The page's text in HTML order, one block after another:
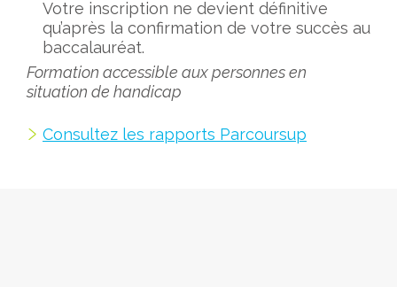
Votre inscription ne devient définitive
qu’après la confirmation de votre succès au
baccalauréat.
Formation accessible aux personnes en
situation de handicap
Consultez les rapports Parcoursup